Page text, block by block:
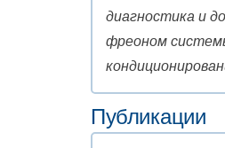
диагностика и
фреоном
Публикации